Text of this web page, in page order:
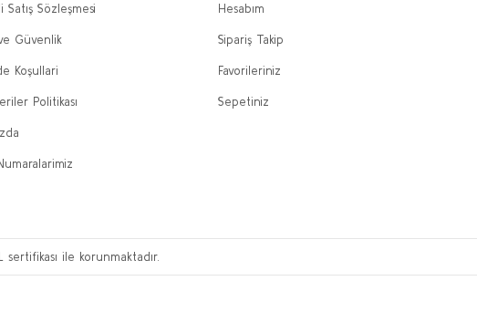
Satış Sözleşmesi
Güvenlik
Koşullari
Politikası
Hesabım
Sipariş Takip
Favorileriniz
Sepetiniz
sertifikası ile korunmaktadır.